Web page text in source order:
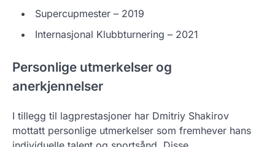
Supercupmester – 2019
Internasjonal Klubbturnering – 2021
Personlige utmerkelser og
anerkjennelser
I tillegg til lagprestasjoner har Dmitriy Shakirov
mottatt personlige utmerkelser som fremhever hans